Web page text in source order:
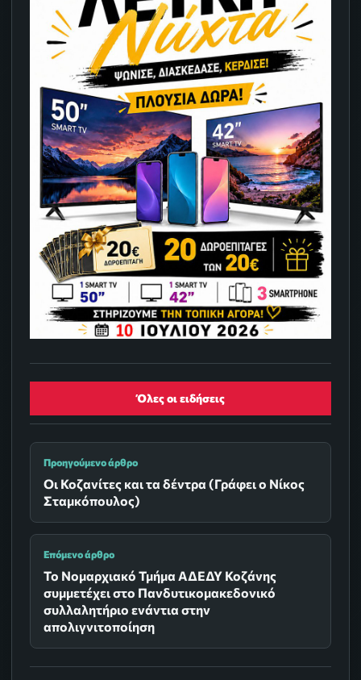
Όλες οι ειδήσεις
Προηγούμενο άρθρο
Οι Κοζανίτες και τα δέντρα (Γράφει ο Νίκος
Σταμκόπουλος)
Επόμενο άρθρο
Το Νομαρχιακό Τμήμα ΑΔΕΔΥ Κοζάνης
συμμετέχει στο Πανδυτικομακεδονικό
συλλαλητήριο ενάντια στην
απολιγνιτοποίηση